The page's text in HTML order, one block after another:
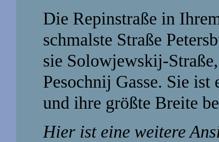
Die Repinstraße in
schmalste Straße
sie Solowjewskij-
Pesochnij Gasse. Sie
und ihre größte Breite
Hier ist eine weitere